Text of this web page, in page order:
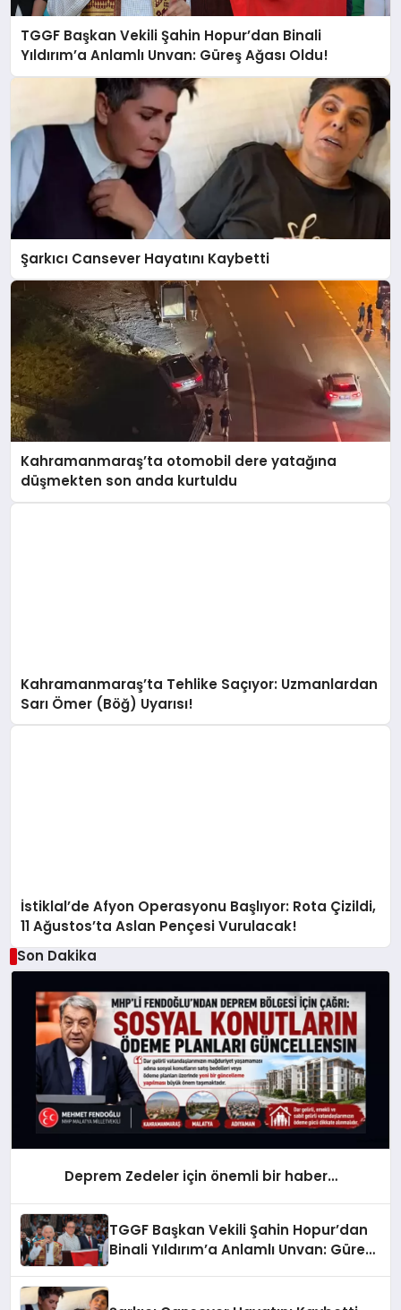
TGGF Başkan Vekili Şahin Hopur’dan Binali
Yıldırım’a Anlamlı Unvan: Güreş Ağası Oldu!
Şarkıcı Cansever Hayatını Kaybetti
Kahramanmaraş’ta otomobil dere yatağına
düşmekten son anda kurtuldu
Kahramanmaraş’ta Tehlike Saçıyor: Uzmanlardan
Sarı Ömer (Böğ) Uyarısı!
İstiklal’de Afyon Operasyonu Başlıyor: Rota Çizildi,
11 Ağustos’ta Aslan Pençesi Vurulacak!
Son Dakika
Deprem Zedeler için önemli bir haber…
TGGF Başkan Vekili Şahin Hopur’dan
Binali Yıldırım’a Anlamlı Unvan: Güreş